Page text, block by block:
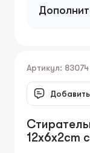
Артикул: 83074
12x6x2cm